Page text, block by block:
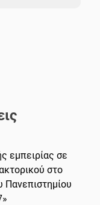
εμπειρίας σε
στο